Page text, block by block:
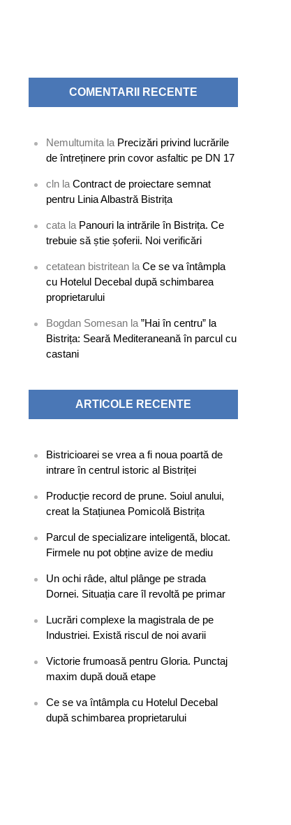
COMENTARII RECENTE
Nemultumita la Precizări privind lucrările
de întreținere prin covor asfaltic pe DN 17
cln laContract de proiectare semnat
pentru Linia Albastră Bistrița
cata la Panouri la intrările în Bistrița. Ce
trebuie să știe șoferii. Noi verificări
cetatean bistritean laCe se va întâmpla
cu Hotelul Decebal după schimbarea
proprietarului
Bogdan Somesan la”Hai în centru” la
Bistrița: Seară Mediteraneană în parcul cu
castani
ARTICOLE RECENTE
Bistricioarei se vrea a fi noua poartă de
intrare în centrul istoric al Bistriței
Producție record de prune. Soiul anului,
creat la Stațiunea Pomicolă Bistrița
Parcul de specializare inteligentă, blocat.
Firmele nu pot obține avize de mediu
Un ochi râde, altul plânge pe strada
Dornei. Situația care îl revoltă pe primar
Lucrări complexe la magistrala de pe
Industriei. Există riscul de noi avarii
Victorie frumoasă pentru Gloria. Punctaj
maxim după două etape
Ce se va întâmpla cu Hotelul Decebal
după schimbarea proprietarului